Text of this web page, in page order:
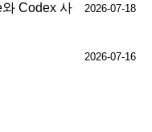
Codex 사
2026-07-18
2026-07-16